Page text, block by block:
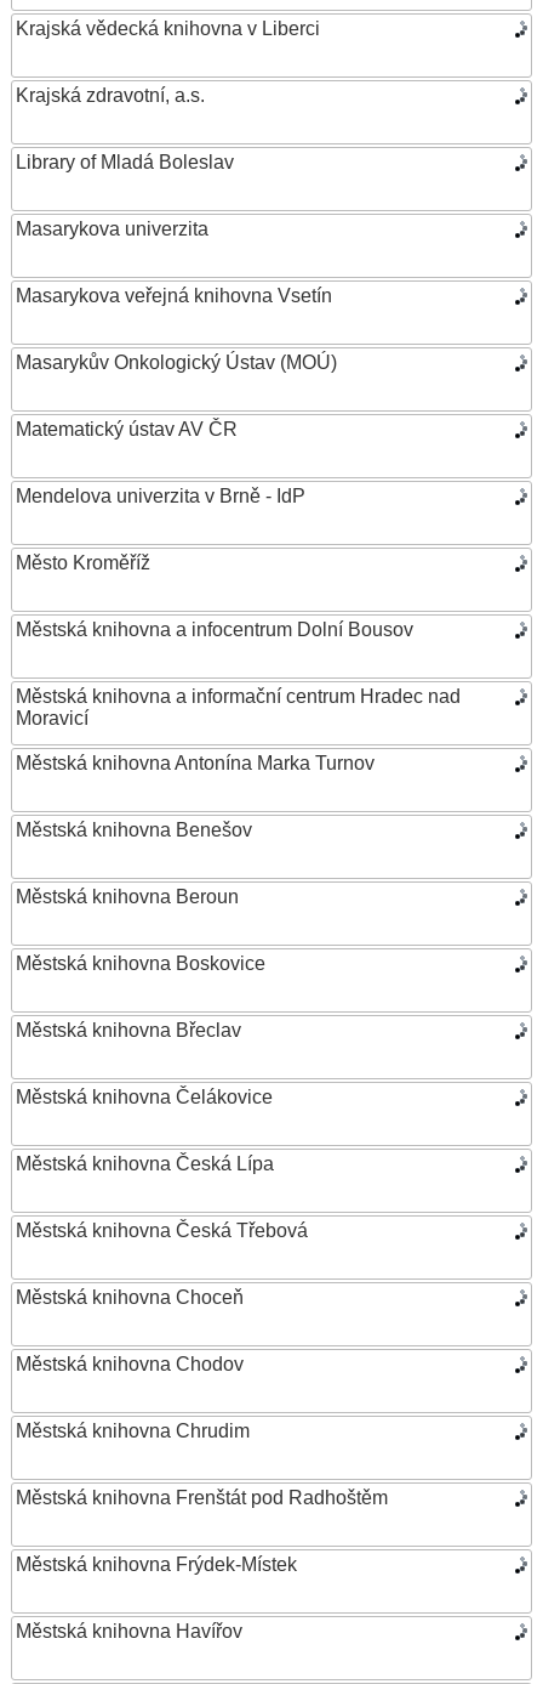
Krajská vědecká knihovna v Liberci
Krajská zdravotní, a.s.
Library of Mladá Boleslav
Masarykova univerzita
Masarykova veřejná knihovna Vsetín
Masarykův Onkologický Ústav (MOÚ)
Matematický ústav AV ČR
Mendelova univerzita v Brně - IdP
Město Kroměříž
Městská knihovna a infocentrum Dolní Bousov
Městská knihovna a informační centrum Hradec nad
Moravicí
Městská knihovna Antonína Marka Turnov
Městská knihovna Benešov
Městská knihovna Beroun
Městská knihovna Boskovice
Městská knihovna Břeclav
Městská knihovna Čelákovice
Městská knihovna Česká Lípa
Městská knihovna Česká Třebová
Městská knihovna Choceň
Městská knihovna Chodov
Městská knihovna Chrudim
Městská knihovna Frenštát pod Radhoštěm
Městská knihovna Frýdek-Místek
Městská knihovna Havířov